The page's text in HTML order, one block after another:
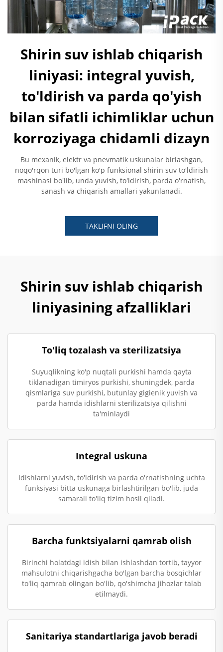
Shirin suv ishlab chiqarish
liniyasi: integral yuvish,
to'ldirish va parda qo'yish
bilan sifatli ichimliklar uchun
korroziyaga chidamli dizayn
Bu mexanik, elektr va pnevmatik uskunalar birlashgan,
noqo'rqon turi bo'lgan ko'p funksional shirin suv to'ldirish
mashinasi bo'lib, unda yuvish, to'ldirish, parda o'rnatish,
sanash va chiqarish amallari yakunlanadi.
TAKLIFNI OLING
Shirin suv ishlab chiqarish
liniyasining afzalliklari
To'liq tozalash va sterilizatsiya
Suyuqlikning ko'p nuqtali purkishi hamda qayta
tiklanadigan timiryos purkishi, shuningdek, parda
qismlariga suv purkishi, butunlay gigienik yuvish va
parda hamda idishlarni sterilizatsiya qilishni
ta'minlaydi
Integral uskuna
Idishlarni yuvish, to'ldirish va parda o'rnatishning uchta
funksiyasi bitta uskunaga birlashtirilgan bo'lib, juda
samarali to'liq tizim hosil qiladi.
Barcha funktsiyalarni qamrab olish
Birinchi holatdagi idish bilan ishlashdan tortib, tayyor
mahsulotni chiqarishgacha bo'lgan barcha bosqichlar
to'liq qamrab olingan bo'lib, qo'shimcha jihozlar talab
etilmaydi.
Sanitariya standartlariga javob beradi